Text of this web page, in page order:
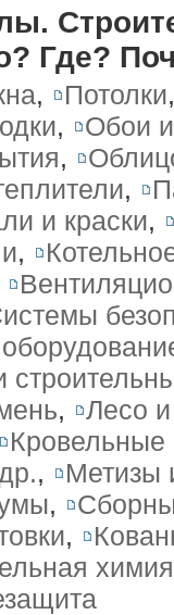
Где?
, Потолки
,
Обои
,
,
и краски,
,
,
Лесо
,
Метизы
,
,
химия